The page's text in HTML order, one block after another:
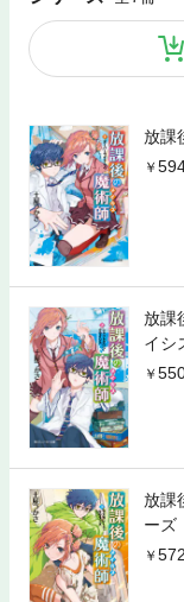
放課
放課
イシ
放課
ーズ
572